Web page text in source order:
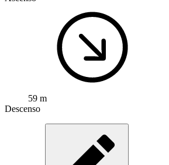
59 m
Descenso